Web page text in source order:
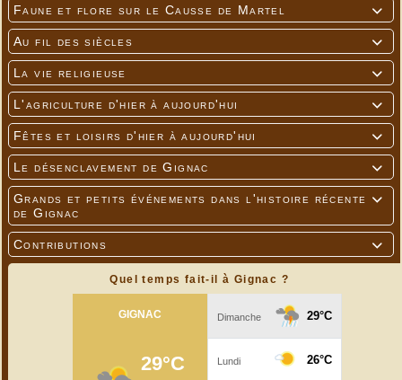

Faune et flore sur le Causse de Martel

Au fil des siècles

La vie religieuse

L'agriculture d'hier à aujourd'hui

Fêtes et loisirs d'hier à aujourd'hui

Le désenclavement de Gignac

Grands et petits événements dans l'histoire récente
de Gignac

Contributions
Quel temps fait-il à Gignac ?